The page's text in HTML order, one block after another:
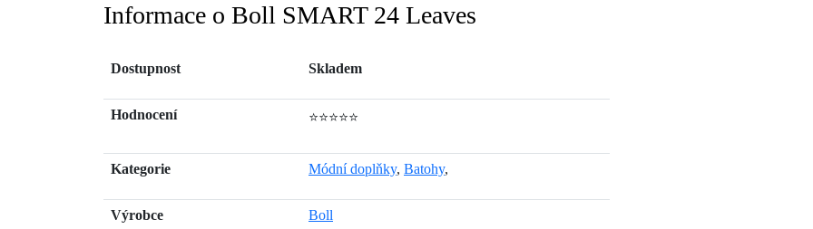
Informace o Boll SMART 24 Leaves
Dostupnost Skladem
Hodnocení ⭐⭐⭐⭐⭐
Kategorie Módní doplňky, Batohy,
Výrobce Boll